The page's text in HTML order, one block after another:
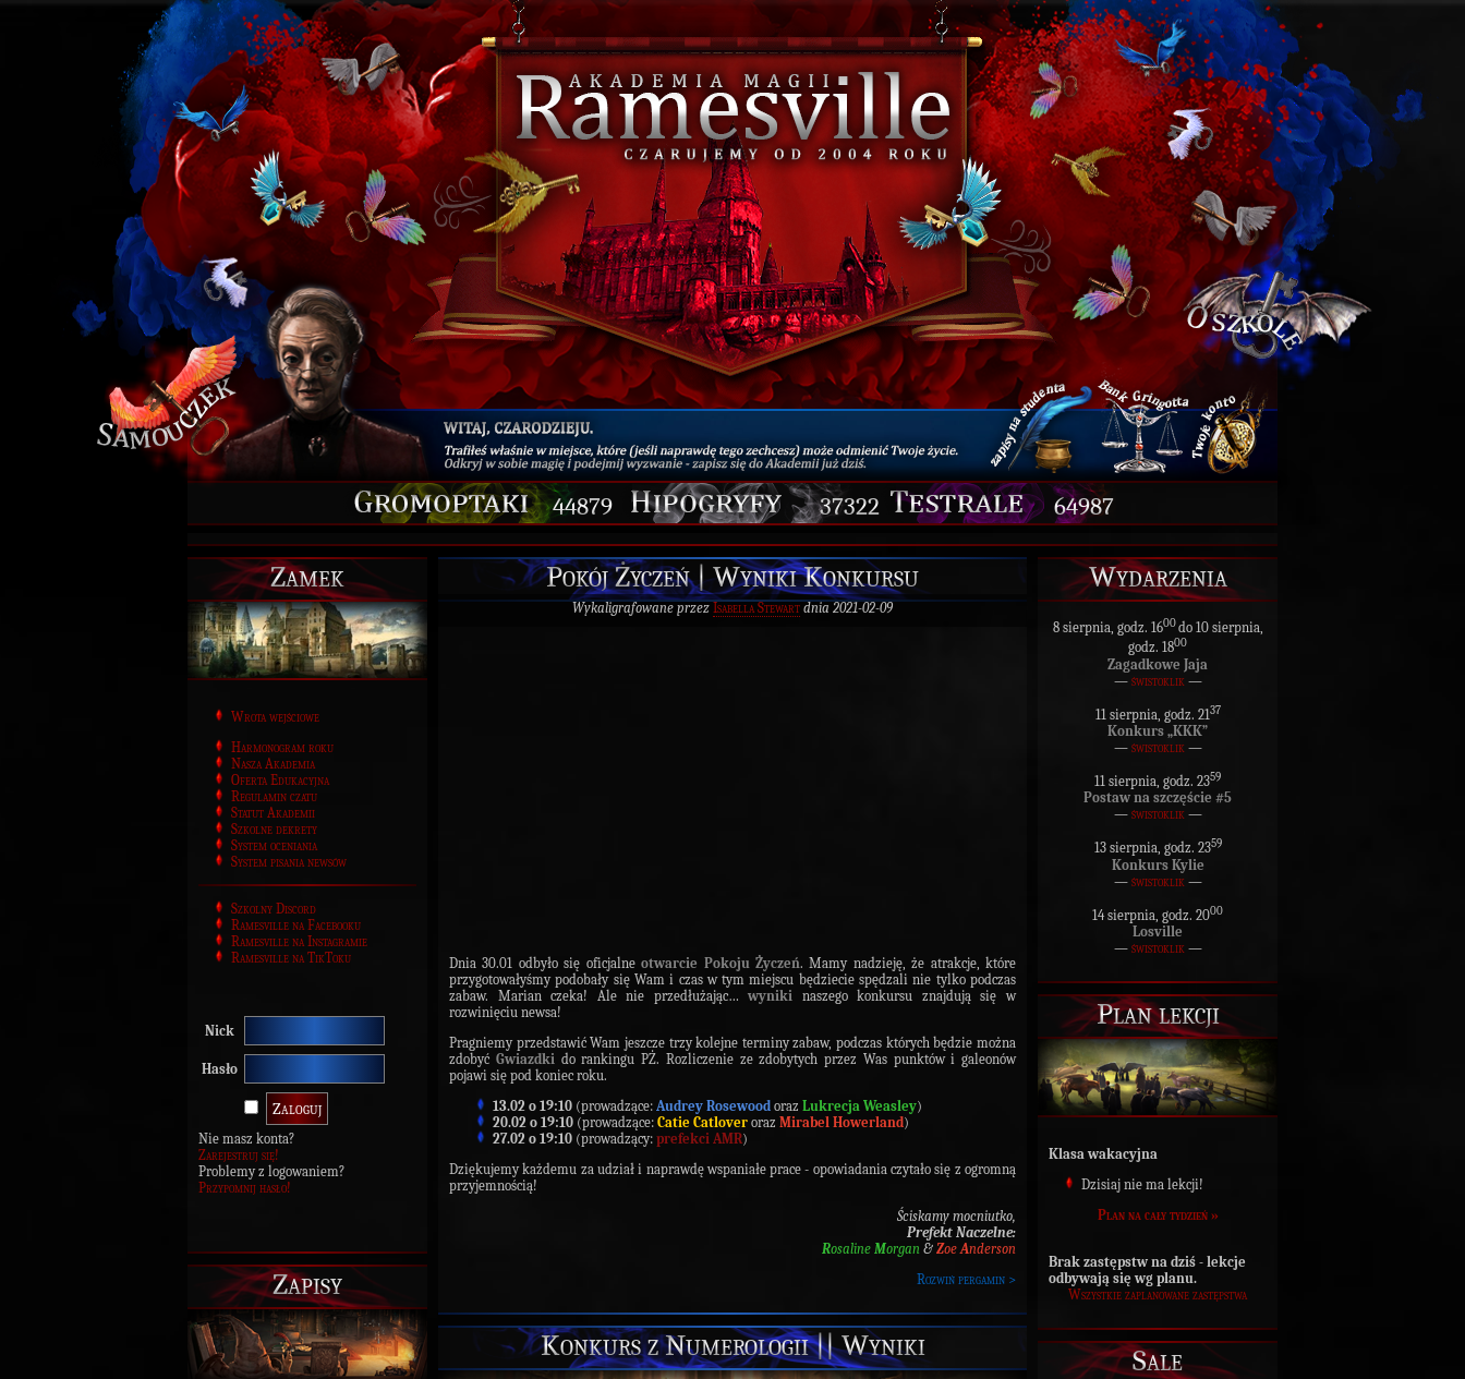
44879 37322 64987
Zamek
Wrota wejściowe
Harmonogram roku
Nasza Akademia
Oferta Edukacyjna
Regulamin czatu
Statut Akademii
Szkolne dekrety
System oceniania
System pisania newsów
Szkolny Discord
Ramesville na Facebooku
Ramesville na Instagramie
Ramesville na TikToku
Nick
Hasło
Nie masz konta?
Zarejestruj się!
Problemy z logowaniem?
Przypomnij hasło!
Zapisy
Pokój Życzeń | Wyniki Konkursu
Wykaligrafowane przez Isabella Stewart dnia 2021-02-09
Dnia 30.01 odbyło się oficjalneotwarcie Pokoju Życzeń. Mamy nadzieję, że atrakcje, które
przygotowałyśmy podobały się Wam i czas w tym miejscu będziecie spędzali nie tylko podczas
zabaw. Marian czeka! Ale nie przedłużając…wyniki naszego konkursu znajdują się w
rozwinięciu newsa!
Pragniemy przedstawić Wam jeszcze trzy kolejne terminy zabaw, podczas których będzie można
zdobyć Gwiazdkido rankingu PŻ. Rozliczenie ze zdobytych przez Was punktów i galeonów
pojawi się pod koniec roku.
13.02 o 19:10 (prowadzące: Audrey Rosewood oraz Lukrecja Weasley)
20.02 o 19:10 (prowadzące: Catie Catlover oraz Mirabel Howerland)
27.02 o 19:10 (prowadzący: prefekci AMR)
Dziękujemykażdemu za udział i naprawdę wspaniałe prace - opowiadania czytało się z ogromną
przyjemnością!
Ściskamy mocniutko,
Prefekt Naczelne:
Rosaline Morgan & ZoeAnderson
Rozwiń pergamin >
Konkurs z Numerologii || Wyniki
Wydarzenia
8 sierpnia, godz. 1600do 10 sierpnia,
godz. 1800
Zagadkowe Jaja
— świstoklik —
11 sierpnia, godz. 2137
Konkurs „KKK”
— świstoklik —
11 sierpnia, godz. 2359
Postaw na szczęście #5
— świstoklik—
13 sierpnia, godz. 2359
Konkurs Kylie
— świstoklik —
14 sierpnia, godz. 2000
Losville
— świstoklik —
Plan lekcji
Klasa wakacyjna
Dzisiaj nie ma lekcji!
Plan na cały tydzień »
Brak zastępstw na dziś - lekcje
odbywają się wg planu.
Wszystkie zaplanowane zastępstwa
Sale